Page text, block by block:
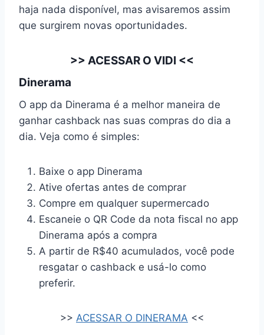
haja nada disponível, mas avisaremos assim
que surgirem novas oportunidades.
>> ACESSAR O VIDI <<
Dinerama
O app da Dinerama é a melhor maneira de
ganhar cashback nas suas compras do dia a
dia. Veja como é simples:
Baixe o app Dinerama
Ative ofertas antes de comprar
Compre em qualquer supermercado
Escaneie o QR Code da nota fiscal no app
Dinerama após a compra
A partir de R$40 acumulados, você pode
resgatar o cashback e usá-lo como
preferir.
>> ACESSAR O DINERAMA <<